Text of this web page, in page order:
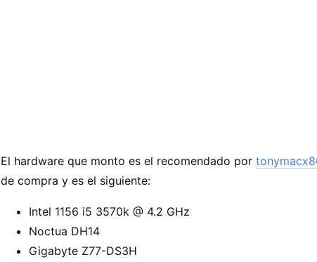
El hardware que monto es el recomendado por
de compra y es el siguiente:
Intel 1156 i5 3570k @ 4.2 GHz
Noctua DH14
Gigabyte Z77-DS3H